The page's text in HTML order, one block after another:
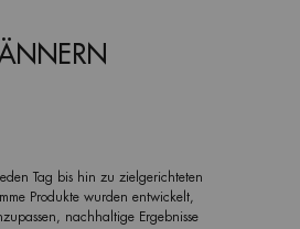
Tag bis hin zu zielgerichteten
Produkte wurden entwickelt,
nachhaltige Ergebnisse